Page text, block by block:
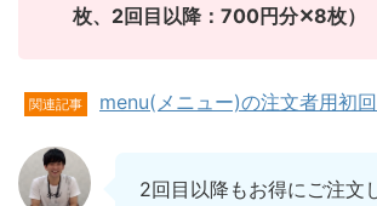
枚、 2回目以降：700円分✕8枚）
関連記事 menu(メニュー)の注文者用初
2回目以降もお得にご注文